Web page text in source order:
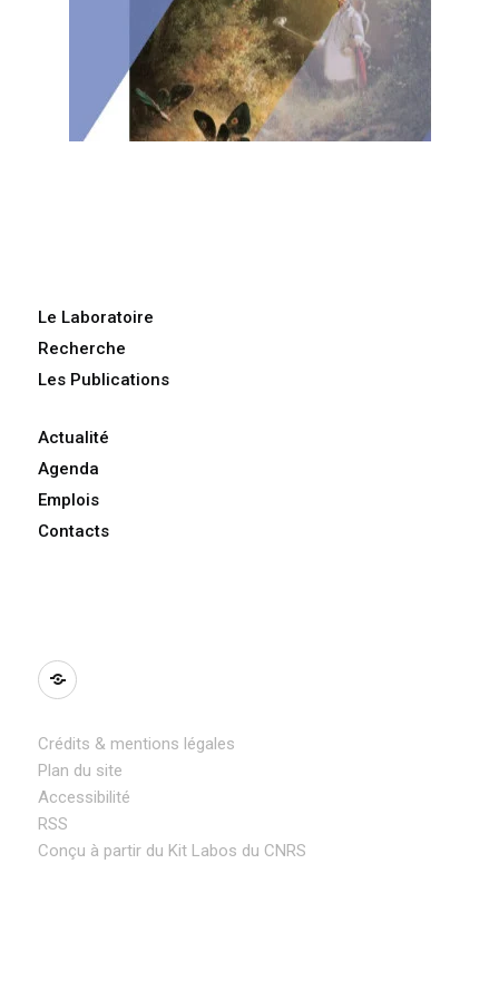
Le Laboratoire
Recherche
Les Publications
Actualité
Agenda
Emplois
Contacts
BlueSky
Crédits & mentions légales
Plan du site
Accessibilité
RSS
Conçu à partir du Kit Labos du CNRS